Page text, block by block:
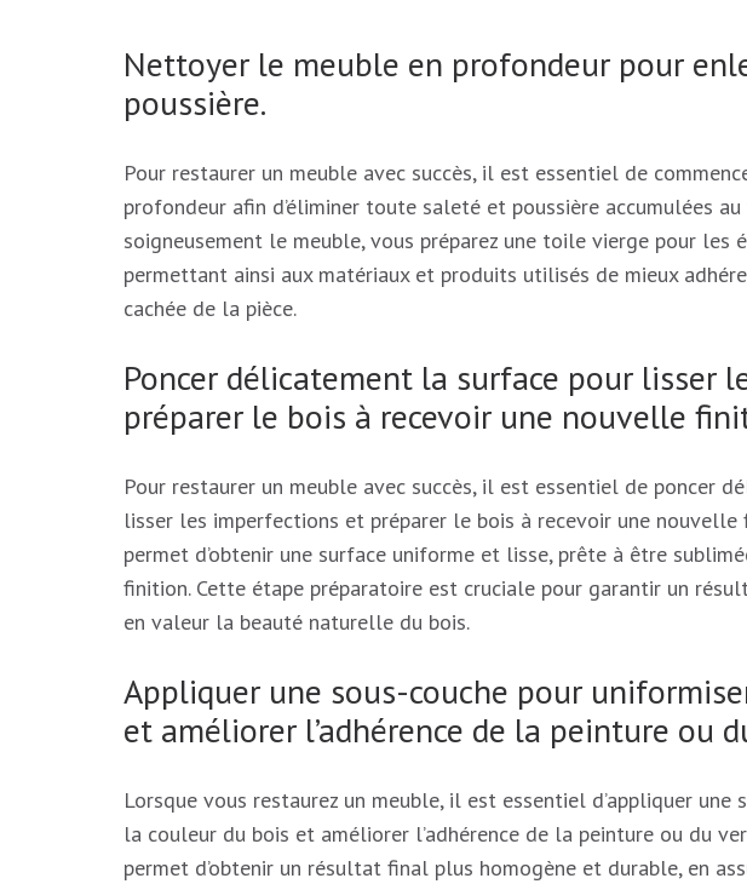
Nettoyer le meuble en profondeur pour
poussière.
Pour restaurer un meuble avec succès, il est essentiel de
profondeur afin d’éliminer toute saleté et poussière accumulées
soigneusement le meuble, vous préparez une toile vierge pour les
permettant ainsi aux matériaux et produits utilisés de mieux
cachée de la pièce.
Poncer délicatement la surface pour lisser
préparer le bois à recevoir une nouvelle
Pour restaurer un meuble avec succès, il est essentiel de poncer
lisser les imperfections et préparer le bois à recevoir une nouvelle
permet d’obtenir une surface uniforme et lisse, prête à être
finition. Cette étape préparatoire est cruciale pour garantir un
en valeur la beauté naturelle du bois.
Appliquer une sous-couche pour
et améliorer l’adhérence de la peinture ou
Lorsque vous restaurez un meuble, il est essentiel d’appliquer une
la couleur du bois et améliorer l’adhérence de la peinture ou du
permet d’obtenir un résultat final plus homogène et durable, en